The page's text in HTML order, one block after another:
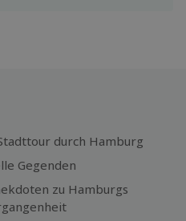
durch Hamburg
Gegenden
zu Hamburgs